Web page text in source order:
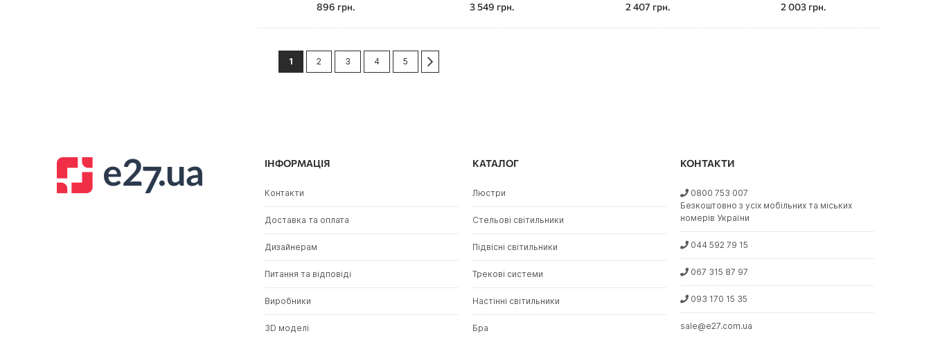
896 грн. 3 549 грн. 2 407 грн. 2 003 грн.
Сторінка
You're currently reading page
1 Сторінка
2 Сторінка
3 Сторінка
4 Сторінка
5 Сторінка
Далі
ІНФОРМАЦІЯ
Контакти
Доставка та оплата
Дизайнерам
Питання та відповіді
Виробники
3D моделі
КАТАЛОГ
Люстри
Стельові світильники
Підвісні світильники
Трекові системи
Настінні світильники
Бра
КОНТАКТИ
0800 753 007
Безкоштовно з усіх мобільних та міських
номерів України
044 592 79 15
067 315 87 97
093 170 15 35
sale@e27.com.ua